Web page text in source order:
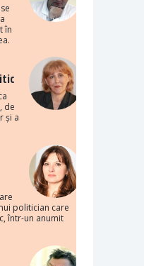
în
de
și a
politician care
într-un anumit